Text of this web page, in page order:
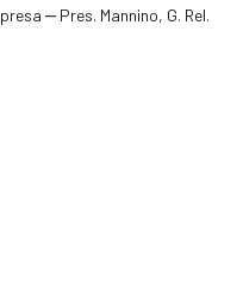
‒ Pres. Mannino, G. Rel.